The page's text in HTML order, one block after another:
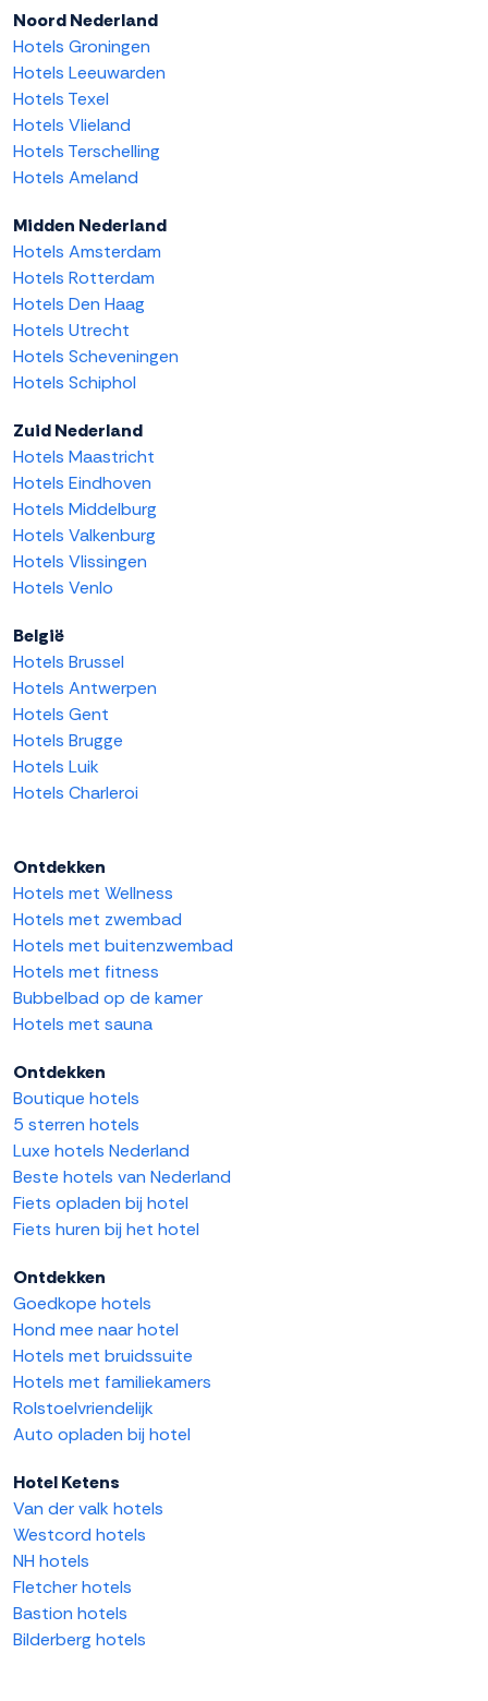
Noord Nederland
Hotels Groningen
Hotels Leeuwarden
Hotels Texel
Hotels Vlieland
Hotels Terschelling
Hotels Ameland
Midden Nederland
Hotels Amsterdam
Hotels Rotterdam
Hotels Den Haag
Hotels Utrecht
Hotels Scheveningen
Hotels Schiphol
Zuid Nederland
Hotels Maastricht
Hotels Eindhoven
Hotels Middelburg
Hotels Valkenburg
Hotels Vlissingen
Hotels Venlo
België
Hotels Brussel
Hotels Antwerpen
Hotels Gent
Hotels Brugge
Hotels Luik
Hotels Charleroi
Ontdekken
Hotels met Wellness
Hotels met zwembad
Hotels met buitenzwembad
Hotels met fitness
Bubbelbad op de kamer
Hotels met sauna
Ontdekken
Boutique hotels
5 sterren hotels
Luxe hotels Nederland
Beste hotels van Nederland
Fiets opladen bij hotel
Fiets huren bij het hotel
Ontdekken
Goedkope hotels
Hond mee naar hotel
Hotels met bruidssuite
Hotels met familiekamers
Rolstoelvriendelijk
Auto opladen bij hotel
Hotel Ketens
Van der valk hotels
Westcord hotels
NH hotels
Fletcher hotels
Bastion hotels
Bilderberg hotels